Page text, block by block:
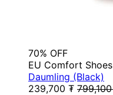
70% OFF
EU Comfort Shoes
Daumling (Black)
239,700 ₮ 799,100